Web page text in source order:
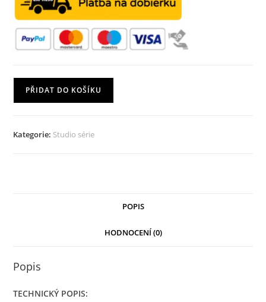
Cajon
PŘIDAT DO KOŠÍKU
Kategorie: Studio série
POPIS
HODNOCENÍ (0)
Popis
TECHNICKÝ POPIS: